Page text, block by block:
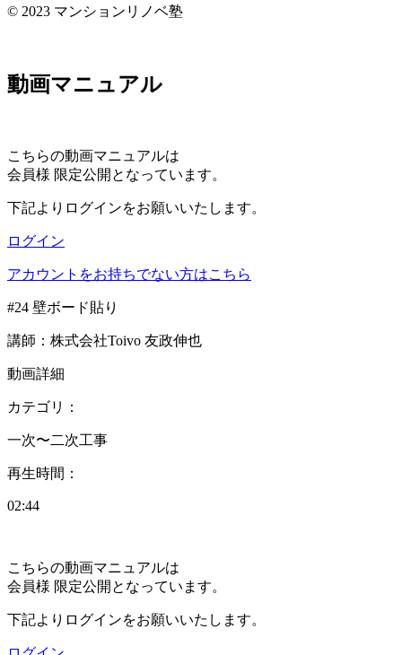
© 2023 マンションリノベ塾
動画マニュアル
こちらの動画マニュアルは
会員様 限定公開となっています。
下記よりログインをお願いいたします。
ログイン
アカウントをお持ちでない方はこちら
#24 壁ボード貼り
講師：株式会社Toivo 友政伸也
動画詳細
カテゴリ：
⼀次〜⼆次⼯事
再生時間：
02:44
こちらの動画マニュアルは
会員様 限定公開となっています。
下記よりログインをお願いいたします。